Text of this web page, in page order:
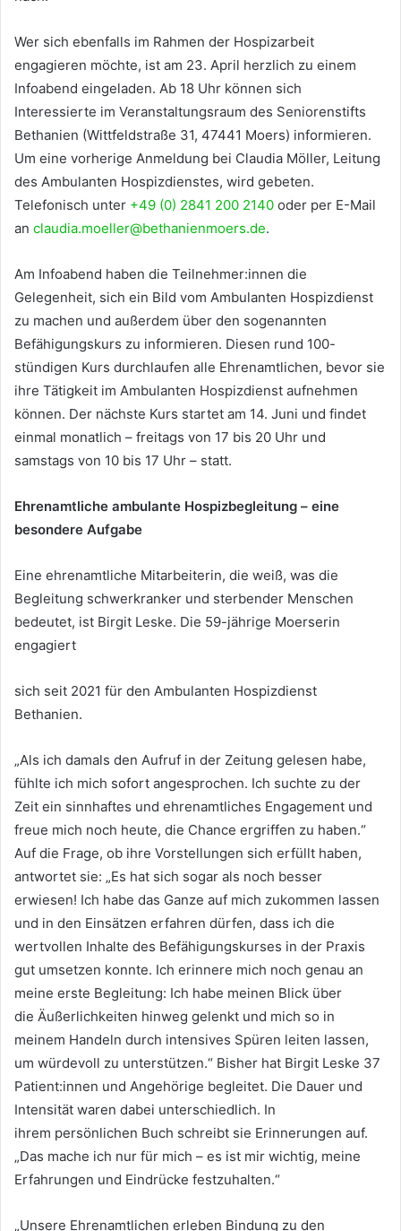
Wer sich ebenfalls im Rahmen der Hospizarbeit
engagieren möchte, ist am 23. April herzlich zu einem
Infoabend eingeladen. Ab 18 Uhr können sich
Interessierte im Veranstaltungsraum des Seniorenstifts
Bethanien (Wittfeldstraße 31, 47441 Moers) informieren.
Um eine vorherige Anmeldung bei Claudia Möller, Leitung
des Ambulanten Hospizdienstes, wird gebeten.
Telefonisch unter +49 (0) 2841 200 2140 oder per E-Mail
an claudia.moeller@bethanienmoers.de.
Am Infoabend haben die Teilnehmer:innen die
Gelegenheit, sich ein Bild vom Ambulanten Hospizdienst
zu machen und außerdem über den sogenannten
Befähigungskurs zu informieren. Diesen rund 100-
stündigen Kurs durchlaufen alle Ehrenamtlichen, bevor sie
ihre Tätigkeit im Ambulanten Hospizdienst aufnehmen
können. Der nächste Kurs startet am 14. Juni und findet
einmal monatlich – freitags von 17 bis 20 Uhr und
samstags von 10 bis 17 Uhr – statt.
Ehrenamtliche ambulante Hospizbegleitung – eine
besondere Aufgabe
Eine ehrenamtliche Mitarbeiterin, die weiß, was die
Begleitung schwerkranker und sterbender Menschen
bedeutet, ist Birgit Leske. Die 59-jährige Moerserin
engagiert
sich seit 2021 für den Ambulanten Hospizdienst
Bethanien.
„Als ich damals den Aufruf in der Zeitung gelesen habe,
fühlte ich mich sofort angesprochen. Ich suchte zu der
Zeit ein sinnhaftes und ehrenamtliches Engagement und
freue mich noch heute, die Chance ergriffen zu haben.“
Auf die Frage, ob ihre Vorstellungen sich erfüllt haben,
antwortet sie: „Es hat sich sogar als noch besser
erwiesen! Ich habe das Ganze auf mich zukommen lassen
und in den Einsätzen erfahren dürfen, dass ich die
wertvollen Inhalte des Befähigungskurses in der Praxis
gut umsetzen konnte. Ich erinnere mich noch genau an
meine erste Begleitung: Ich habe meinen Blick über
die Äußerlichkeiten hinweg gelenkt und mich so in
meinem Handeln durch intensives Spüren leiten lassen,
um würdevoll zu unterstützen.“ Bisher hat Birgit Leske 37
Patient:innen und Angehörige begleitet. Die Dauer und
Intensität waren dabei unterschiedlich. In
ihrem persönlichen Buch schreibt sie Erinnerungen auf.
„Das mache ich nur für mich – es ist mir wichtig, meine
Erfahrungen und Eindrücke festzuhalten.“
„Unsere Ehrenamtlichen erleben Bindung zu den